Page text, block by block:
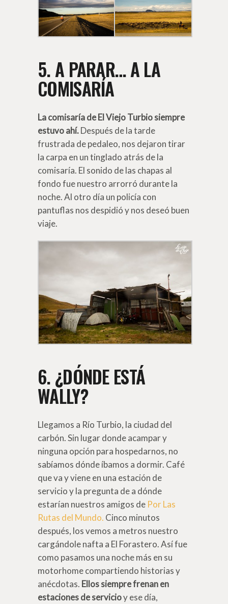
5. A PARAR… A LA
COMISARÍA
La comisaría de El Viejo Turbio siempre
estuvo ahí.Después de la tarde
frustrada de pedaleo, nos dejaron tirar
la carpa en un tinglado atrás de la
comisaría. El sonido de las chapas al
fondo fue nuestro arrorró durante la
noche. Al otro día un policía con
pantuflas nos despidió y nos deseó buen
viaje.
6. ¿DÓNDE ESTÁ
WALLY?
Llegamos a Río Turbio, la ciudad del
carbón. Sin lugar donde acampar y
ninguna opción para hospedarnos, no
sabíamos dónde íbamos a dormir. Café
que va y viene en una estación de
servicio y la pregunta de a dónde
estarían nuestros amigos de Por Las
Rutas del Mundo. Cinco minutos
después, los vemos a metros nuestro
cargándole nafta a El Forastero. Así fue
como pasamos una noche más en su
motorhome compartiendo historias y
anécdotas. Ellos siempre frenan en
estaciones de servicioy ese día,